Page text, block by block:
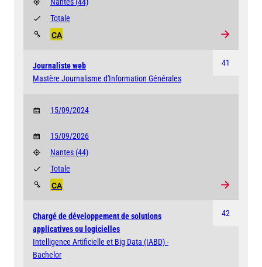
CA
Totale
41
Journaliste web
Mastère Journalisme d'Information Générales
15/09/2024
15/09/2026
Nantes (44)
CA
Totale
42
Chargé de développement de solutions
applicatives ou logicielles
Intelligence Artificielle et Big Data (IABD) -
Bachelor